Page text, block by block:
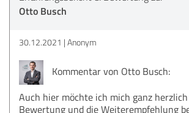
Otto Busch
30.12.2021 Anonym
Kommentar von Otto Busch:
Auch hier möchte ich mich ganz
Bewertung und die Weiterempfehlung